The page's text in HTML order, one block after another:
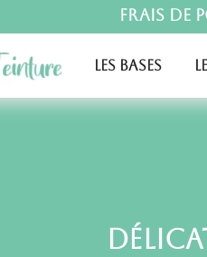
Frais de
Les bases